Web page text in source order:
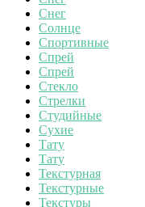
Снег
Солнце
Спортивные
Спрей
Спрей
Стекло
Стрелки
Студийные
Сухие
Тату
Тату
Текстурная
Текстурные
Текстуры